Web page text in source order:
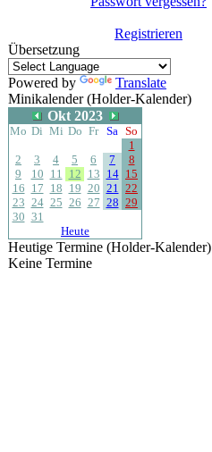
Registrieren
Übersetzung
Powered by
Translate
Minikalender (Holder-Kalender)
Okt 2023
Mo Di Mi Do Fr Sa So
1
2
3 4 5 6 7
8
9
10 11 12 13 14 15
16 17 18 19 20 21 22
23 24 25 26 27 28 29
30 31
Heute
Heutige Termine (Holder-Kalender)
Keine Termine